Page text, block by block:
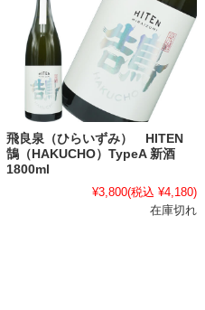
飛良泉（ひらいずみ） HITEN
鵠（HAKUCHO）TypeA 新酒
1800ml
¥3,800(税込 ¥4,180)
在庫切れ